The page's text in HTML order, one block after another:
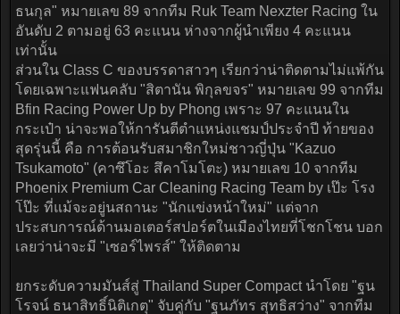
ธนกุล" หมายเลข 89 จากทีม Ruk Team Nexzter Racing ใน
อันดับ 2 ตามอยู่ 63 คะแนน ห่างจากผู้นำเพียง 4 คะแนน
เท่านั้น
ส่วนใน Class C ของบรรดาสาวๆ เรียกว่าน่าติดตามไม่แพ้กัน
โดยเฉพาะแฟนคลับ "สิตานัน พิกุลขจร" หมายเลข 99 จากทีม
Bfin Racing Power Up by Phong เพราะ 97 คะแนนใน
กระเป๋า น่าจะพอให้การันตีตำแหน่งแชมป์ประจำปี ท้ายของ
สุดรุ่นนี้ คือ การต้อนรับสมาชิกใหม่ชาวญี่ปุ่น "Kazuo
Tsukamoto" (คาซึโอะ สึคาโมโตะ) หมายเลข 10 จากทีม
Phoenix Premium Car Cleaning Racing Team by เป๊ะ โรง
โป๊ะ ที่แม้จะอยู่นสถานะ "นักแข่งหน้าใหม่" แต่จาก
ประสบการณ์ด้านมอเตอร์สปอร์ตในเมืองไทยที่โชกโชน บอก
เลยว่าน่าจะมี "เซอร์ไพรส์" ให้ติดตาม
ยกระดับความมันส์สู่ Thailand Super Compact นำโดย "ฐน
โรจน์ ธนาสิทธิ์นิติเกตุ" จับคู่กับ "ฐนภัทร สุทธิสว่าง" จากทีม